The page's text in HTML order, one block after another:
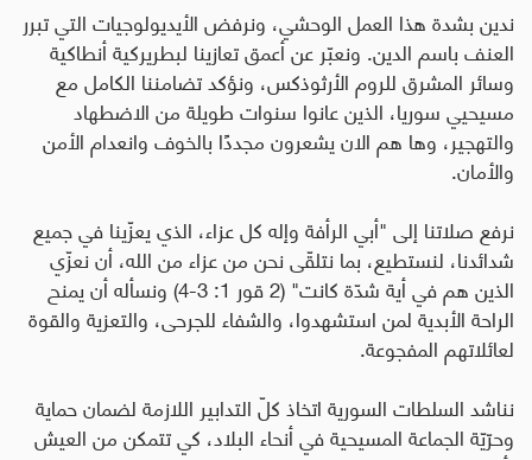
ندين بشدة هذا العمل الوحشي، ونرفض الأيديولوجيات التي تبرر
العنف باسم الدين. ونعبّر عن أعمق تعازينا لبطريركية أنطاكية
وسائر المشرق للروم الأرثوذكس، ونؤكد تضامننا الكامل مع
مسيحيي سوريا، الذين عانوا سنوات طويلة من الاضطهاد
والتهجير، وها هم الان يشعرون مجددًا بالخوف وانعدام الأمن
والأمان.
نرفع صلاتنا إلى "أبي الرأفة وإله كل عزاء، الذي يعزّينا في جميع
شدائدنا، لنستطيع، بما نتلقّى نحن من عزاء من الله، أن نعزّي
الذين هم في أية شدّة كانت" (2 قور 1: 3-4) ونسأله أن يمنح
الراحة الأبدية لمن استشهدوا، والشفاء للجرحى، والتعزية والقوة
لعائلاتهم المفجوعة.
نناشد السلطات السورية اتخاذ كلّ التدابير اللازمة لضمان حماية
وحرّيّة الجماعة المسيحية في أنحاء البلاد، كي تتمكن من العيش